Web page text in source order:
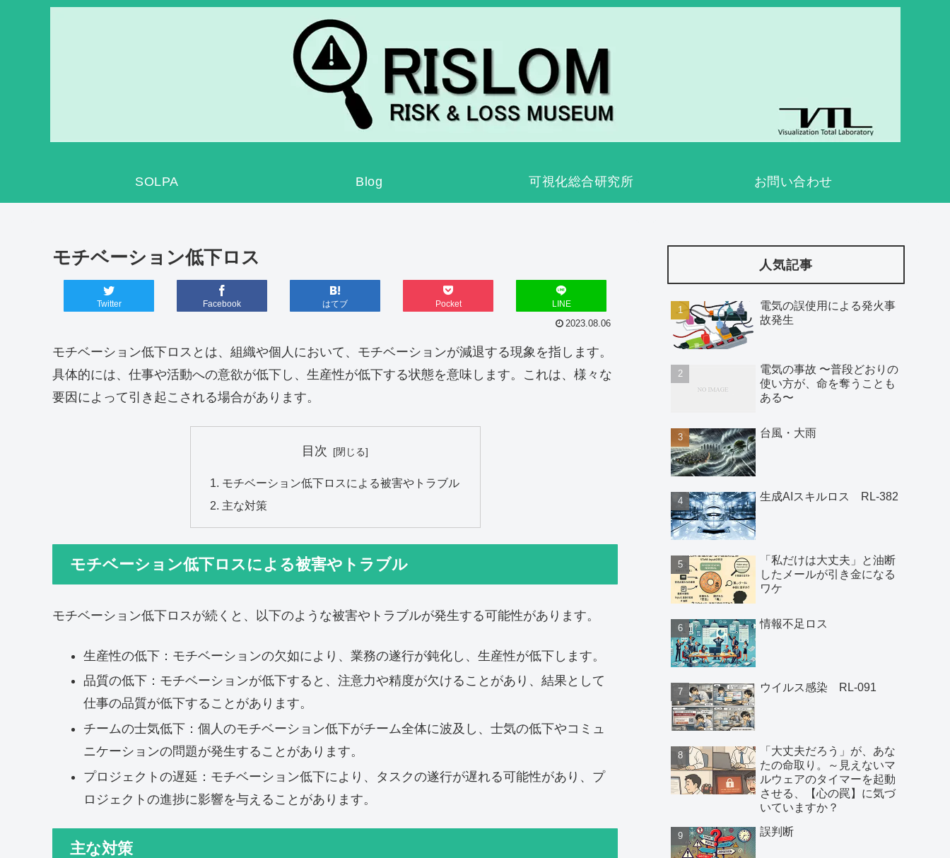
SOLPA Blog 可視化総合研究所 お問い合わせ
モチベーション低下ロス
Twitter Facebook はてブ Pocket LINE
2023.08.06
モチベーション低下ロスとは、組織や個人において、モチベーションが減退する現象を指します。
具体的には、仕事や活動への意欲が低下し、生産性が低下する状態を意味します。これは、様々な
要因によって引き起こされる場合があります。
目次
モチベーション低下ロスによる被害やトラブル
主な対策
モチベーション低下ロスによる被害やトラブル
モチベーション低下ロスが続くと、以下のような被害やトラブルが発生する可能性があります。
生産性の低下：モチベーションの欠如により、業務の遂行が鈍化し、生産性が低下します。
品質の低下：モチベーションが低下すると、注意力や精度が欠けることがあり、結果として
仕事の品質が低下することがあります。
チームの士気低下：個人のモチベーション低下がチーム全体に波及し、士気の低下やコミュ
ニケーションの問題が発生することがあります。
プロジェクトの遅延：モチベーション低下により、タスクの遂行が遅れる可能性があり、プ
ロジェクトの進捗に影響を与えることがあります。
主な対策
人気記事
電気の誤使用による発火事
故発生
電気の事故 〜普段どおりの
使い方が、命を奪うことも
ある〜
台風・大雨
生成AIスキルロス RL-382
「私だけは大丈夫」と油断
したメールが引き金になる
ワケ
情報不足ロス
ウイルス感染 RL-091
「大丈夫だろう」が、あな
たの命取り。～見えないマ
ルウェアのタイマーを起動
させる、【心の罠】に気づ
いていますか？
誤判断